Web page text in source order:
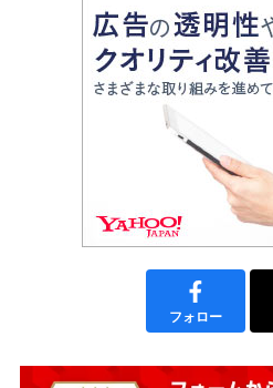
フォロー